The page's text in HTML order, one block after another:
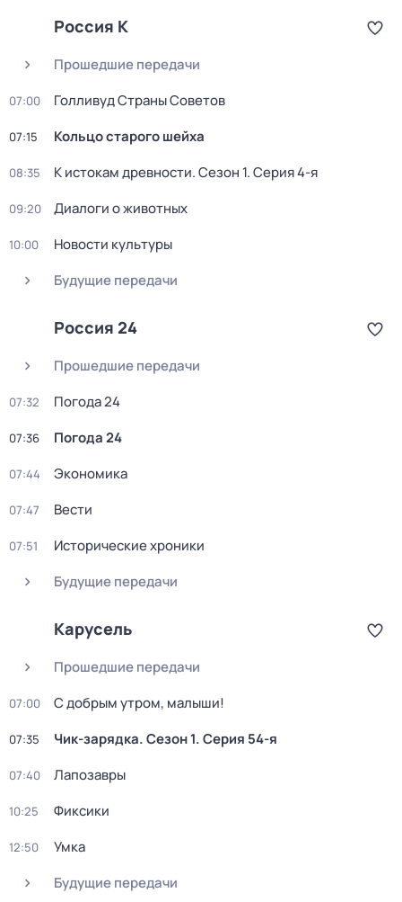
Россия К
Прошедшие передачи
07:00 Голливуд Страны Советов
07:15 Кольцо старого шейха
08:35 К истокам древности. Сезон 1. Серия 4-я
09:20 Диалоги о животных
10:00
Новости культуры
Будущие передачи
Россия 24
Прошедшие передачи
07:32 Погода 24
07:36 Погода 24
07:44 Экономика
07:47 Вести
07:51
Исторические хроники
Будущие передачи
Карусель
Прошедшие передачи
07:00 С добрым утром, малыши!
07:35 Чик-зарядка. Сезон 1. Серия 54-я
07:40 Лапозавры
10:25 Фиксики
12:50
Умка
Будущие передачи